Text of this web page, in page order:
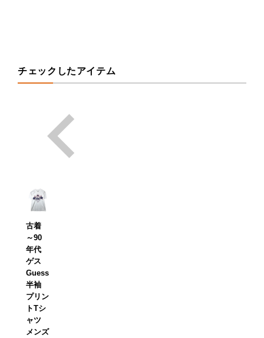
チェックしたアイテム
古着
～90
年代
ゲス
Guess
半袖
プリン
トTシ
ャツ
メンズ